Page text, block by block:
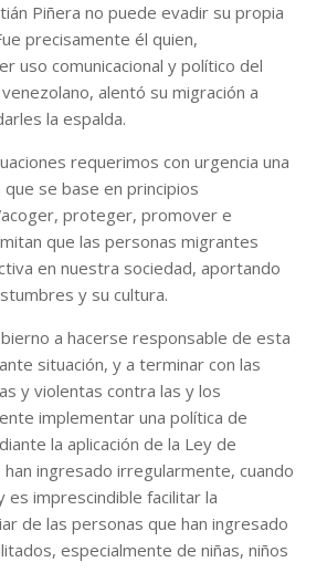
Piñera no puede evadir su propia
precisamente él quien,
uso comunicacional y político del
alentó su migración a
la espalda.
requerimos con urgencia una
se base en principios
proteger, promover e
que las personas migrantes
en nuestra sociedad, aportando
y su cultura.
a hacerse responsable de esta
situación, y a terminar con las
y violentas contra las y los
implementar una política de
la aplicación de la Ley de
han ingresado irregularmente, cuando
es imprescindible facilitar la
de las personas que han ingresado
especialmente de niñas, niños